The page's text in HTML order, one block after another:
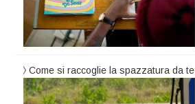
Come si raccoglie la spazzatura da te